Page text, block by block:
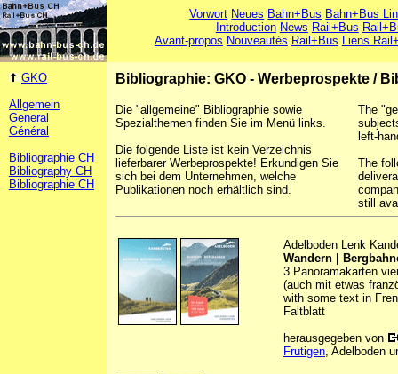
Vorwort Neues Bahn+Bus Bahn+Bus
Introduction News Rail+Bus
Avant-propos Nouveautés Rail+Bus Liens
GKO
Allgemein
General
Général
Bibliographie CH
Bibliography CH
Bibliographie CH
Bibliographie: GKO - Werbeprospekte /
Die "allgemeine" Bibliographie sowie
Spezialthemen finden Sie im Menü links.
Die folgende Liste ist kein Verzeichnis
lieferbarer Werbeprospekte! Erkundigen Sie
sich bei dem Unternehmen, welche
Publikationen noch erhältlich sind.
The
left-
The
still
Adelboden Lenk
Wandern |
3 Panoramakarten
(auch mit etwas
with some text in
Faltblatt
herausgegeben von
Frutigen, Adelboden